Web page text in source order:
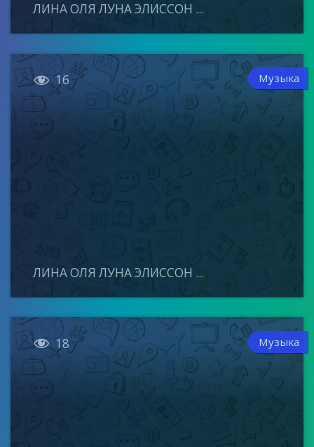
ЛИНА ОЛЯ ЛУНА ЭЛИССОН ...
 16 Музыка
ЛИНА ОЛЯ ЛУНА ЭЛИССОН ...
 18 Музыка